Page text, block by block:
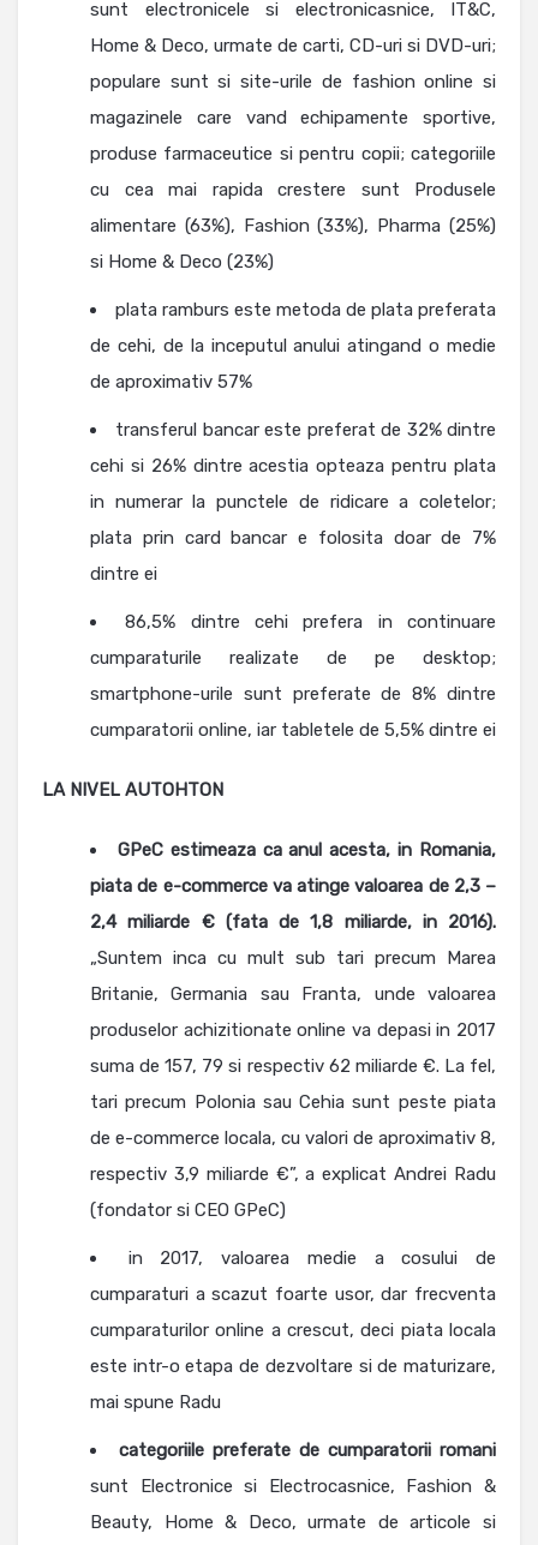
sunt electronicele si electronicasnice, IT&C,
Home & Deco, urmate de carti, CD-uri si DVD-uri;
populare sunt si site-urile de fashion online si
magazinele care vand echipamente sportive,
produse farmaceutice si pentru copii; categoriile
cu cea mai rapida crestere sunt Produsele
alimentare (63%), Fashion (33%), Pharma (25%)
si Home & Deco (23%)
plata ramburs este metoda de plata preferata
de cehi, de la inceputul anului atingand o medie
de aproximativ 57%
transferul bancar este preferat de 32% dintre
cehi si 26% dintre acestia opteaza pentru plata
in numerar la punctele de ridicare a coletelor;
plata prin card bancar e folosita doar de 7%
dintre ei
86,5% dintre cehi prefera in continuare
cumparaturile realizate de pe desktop;
smartphone-urile sunt preferate de 8% dintre
cumparatorii online, iar tabletele de 5,5% dintre ei
LA NIVEL AUTOHTON
GPeC estimeaza ca anul acesta, in Romania,
piata de e-commerce va atinge valoarea de 2,3 –
2,4 miliarde € (fata de 1,8 miliarde, in 2016).
„Suntem inca cu mult sub tari precum Marea
Britanie, Germania sau Franta, unde valoarea
produselor achizitionate online va depasi in 2017
suma de 157, 79 si respectiv 62 miliarde €. La fel,
tari precum Polonia sau Cehia sunt peste piata
de e-commerce locala, cu valori de aproximativ 8,
respectiv 3,9 miliarde €”, a explicat Andrei Radu
(fondator si CEO GPeC)
in 2017, valoarea medie a cosului de
cumparaturi a scazut foarte usor, dar frecventa
cumparaturilor online a crescut, deci piata locala
este intr-o etapa de dezvoltare si de maturizare,
mai spune Radu
categoriile preferate de cumparatorii romani
sunt Electronice si Electrocasnice, Fashion &
Beauty, Home & Deco, urmate de articole si